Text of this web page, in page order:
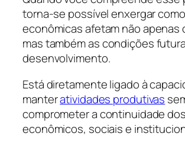
torna-se possível enxergar
econômicas afetam não apenas
mas também as condições
desenvolvimento.
Está diretamente ligado à
manteratividades produtivas
comprometer a continuidade
econômicos, sociais e